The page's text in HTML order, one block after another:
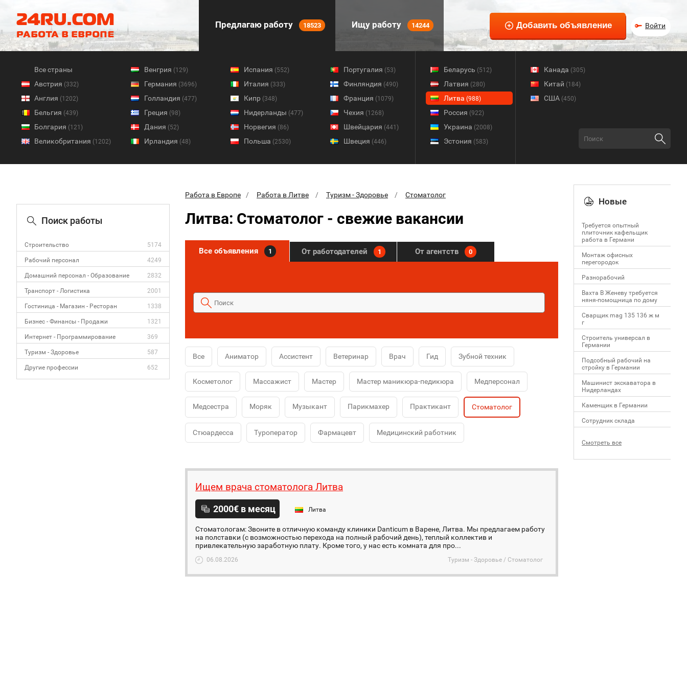
Предлагаю работу 18523 Ищу работу 14244 Войти
Все страны
Австрия (332)
Англия (1202)
Бельгия (439)
Болгария (121)
Великобритания (1202)
Венгрия (129)
Германия (3696)
Голландия (477)
Греция (98)
Дания (52)
Ирландия (48)
Испания (552)
Италия (333)
Кипр (348)
Нидерланды (477)
Норвегия (86)
Польша (2530)
Португалия (53)
Финляндия (490)
Франция (1079)
Чехия (1268)
Швейцария (441)
Швеция (446)
Беларусь (512)
Латвия (280)
Литва (988)
Россия (922)
Украина (2008)
Эстония (583)
Канада (305)
Китай (184)
США (450)
Поиск работы
Строительство 5174
Рабочий персонал 4249
Домашний персонал - Образование 2832
Транспорт - Логистика 2001
Гостиница - Магазин - Ресторан 1338
Бизнес - Финансы - Продажи 1321
Интернет - Программирование 369
Туризм - Здоровье 587
Другие профессии 652
Работа в Европе Работа в Литве Туризм - Здоровье Стоматолог
Литва: Стоматолог - свежие вакансии
Все объявления 1 От работодателей 1 От агентств 0
Все Аниматор Ассистент Ветеринар Врач Гид Зубной техник
Косметолог Массажист Мастер Мастер маникюра-педикюра Медперсонал
Медсестра Моряк Музыкант Парикмахер Практикант Стоматолог
Стюардесса Туроператор Фармацевт Медицинский работник
Ищем врача стоматолога Литва
2000€ в месяц Литва
Стоматологам: Звоните в отличную команду клиники Danticum в Варенe, Литва. Мы предлагаем работу
на полставки (с возможностью перехода на полный рабочий день), теплый коллектив и
привлекательную заработную плату. Кроме того, у нас есть комната для про...
06.08.2026 Туризм - Здоровье / Стоматолог
Новые
Требуется опытный
плиточник кафельщик
работa в Германи
Mонтаж офисных
перегородок
Разнорабочий
Вахта В Женеву требуется
няня-помощница по дому
Сварщик mag 135 136 ж м
г
Строитель универсал в
Германии
Подсобный рабочий на
стройку в Германии
Машинист экскаватора в
Нидерландах
Каменщик в Германии
Сотрудник склада
Смотреть все